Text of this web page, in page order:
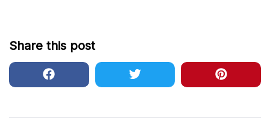
Share this post